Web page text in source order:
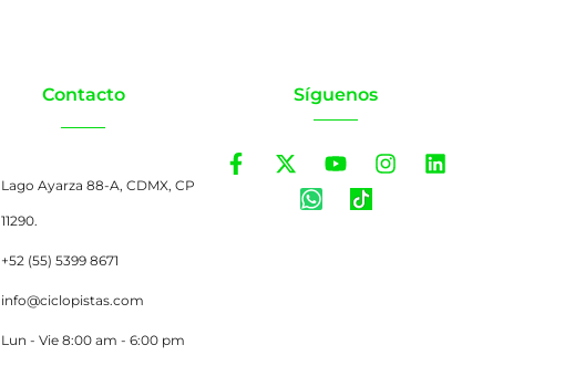
Contacto
Lago Ayarza 88-A, CDMX, CP
11290.
+52 (55) 5399 8671
info@ciclopistas.com
Lun - Vie 8:00 am - 6:00 pm
Síguenos